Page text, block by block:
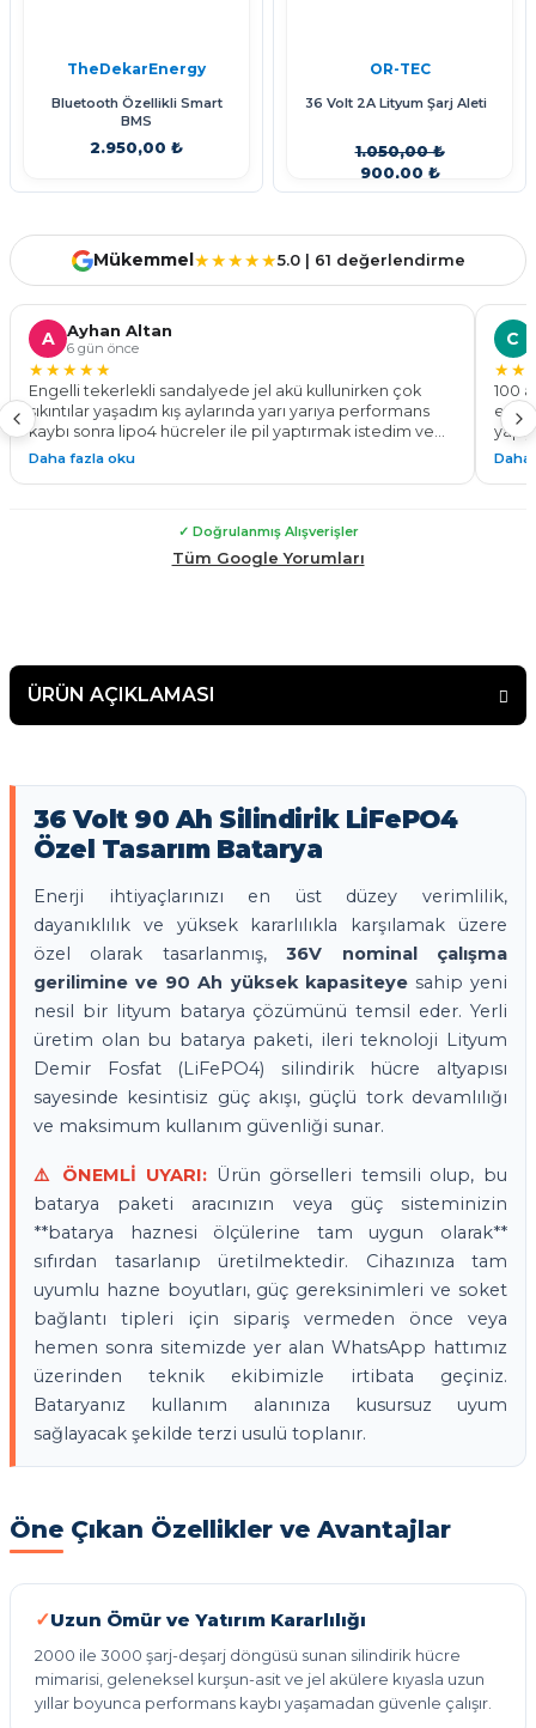
TheDekarEnergy
Bluetooth Özellikli Smart
BMS
2.950,00 ₺
OR-TEC
36 Volt 2A Lityum Şarj Aleti
1.050,00 ₺
900,00 ₺
Mükemmel★★★★★5.0 | 61 değerlendirme
A Ayhan Altan
6 gün önce
★★★★★
Engelli tekerlekli sandalyede jel akü kullunirken çok
sıkıntılar yaşadım kış aylarında yarı yarıya performans
kaybı sonra lipo4 hücreler ile pil yaptırmak istedim ve
bu işin ustası the dekar energy ile tanıştım 24v 100 a pil
yardımlarından dolayı çok teşekkür ederim. Güvenle
malının arkasında duran bir firma çekinmeden alış veriş
Daha fazla oku
C
100
Daha
✓ Doğrulanmış Alışverişler
Tüm Google Yorumları
ÜRÜN AÇIKLAMASI
36 Volt 90 Ah Silindirik LiFePO4
Özel Tasarım Batarya
Enerji ihtiyaçlarınızı en üst düzey verimlilik,
dayanıklılık ve yüksek kararlılıkla karşılamak üzere
özel olarak tasarlanmış,36V nominal çalışma
gerilimine ve 90 Ah yüksek kapasiteyesahip yeni
nesil bir lityum batarya çözümünü temsil eder. Yerli
üretim olan bu batarya paketi, ileri teknoloji Lityum
Demir Fosfat (LiFePO4) silindirik hücre altyapısı
sayesinde kesintisiz güç akışı, güçlü tork devamlılığı
ve maksimum kullanım güvenliği sunar.
⚠️ ÖNEMLİ UYARI:Ürün görselleri temsili olup, bu
batarya paketi aracınızın veya güç sisteminizin
**batarya haznesi ölçülerine tam uygun olarak**
sıfırdan tasarlanıp üretilmektedir. Cihazınıza tam
uyumlu hazne boyutları, güç gereksinimleri ve soket
bağlantı tipleri için sipariş vermeden önce veya
hemen sonra sitemizde yer alan WhatsApp hattımız
üzerinden teknik ekibimizle irtibata geçiniz.
Bataryanız kullanım alanınıza kusursuz uyum
sağlayacak şekilde terzi usulü toplanır.
Öne Çıkan Özellikler ve Avantajlar
Uzun Ömür ve Yatırım Kararlılığı
2000 ile 3000 şarj-deşarj döngüsü sunan silindirik hücre
mimarisi, geleneksel kurşun-asit ve jel akülere kıyasla uzun
yıllar boyunca performans kaybı yaşamadan güvenle çalışır.